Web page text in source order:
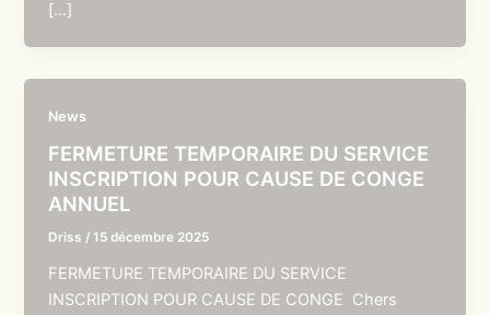
[…]
News
FERMETURE TEMPORAIRE DU SERVICE
INSCRIPTION POUR CAUSE DE CONGE
ANNUEL
Driss /15 décembre 2025
FERMETURE TEMPORAIRE DU SERVICE
INSCRIPTION POUR CAUSE DE CONGE Chers